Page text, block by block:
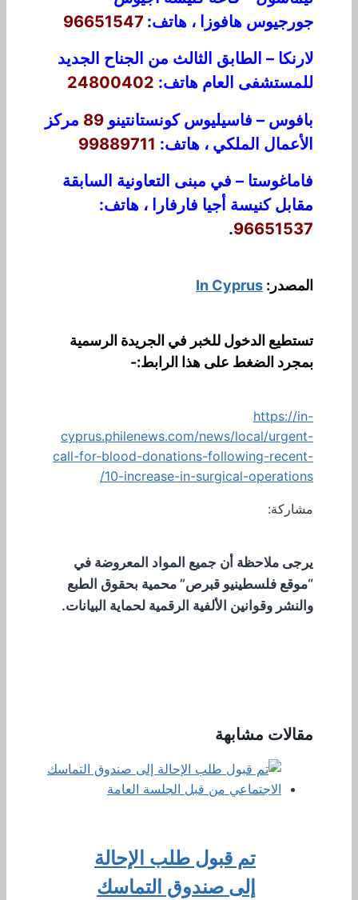
جورجيوس هافوزا ، هاتف: 96651547
لارنكا – الطابق الثالث من الجناح الجديد
للمستشفى العام هاتف: 24800402
بافوس – فاسيليوس كونستانتينو 89 مركز
الأعمال الملكي ، هاتف: 99889711
فاماغوستا – في مبنى التعاونية السابقة
مقابل كنيسة أجيا فارفارا ، هاتف:
96651537
.
المصدر: In Cyprus
تستطيع الدخول للخبر في الجريدة الرسمية
بمجرد الضغط على هذا الرابط:-
https://in-
cyprus.philenews.com/news/local/urgent-
call-for-blood-donations-following-recent-
10-increase-in-surgical-operations/
مشاركة:
يرجى ملاحظة أن جميع المواد المعروضة في
“موقع فلسطينيو قبرص” محمية بحقوق الطبع
والنشر وقوانين الألفية الرقمية لحماية البيانات.
مقالات مشابهة
تم قبول طلب الإحالة
إلى صندوق التماسك